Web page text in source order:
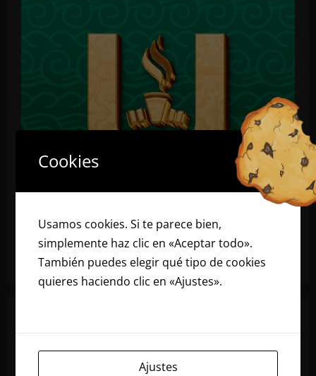
Cookies
Usamos cookies. Si te parece bien,
simplemente haz clic en «Aceptar todo».
También puedes elegir qué tipo de cookies
quieres haciendo clic en «Ajustes».
Ajustes